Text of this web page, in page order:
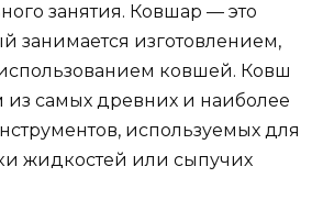
занятия. Ковшар — это
занимается изготовлением,
ковшей. Ковш
из самых древних и наиболее
используемых для
жидкостей или сыпучих